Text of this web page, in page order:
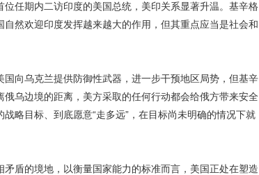
任期内二访印度的美国总统，美印关系显著升温。基辛格
然欢迎印度发挥越来越大的作用，但其重点应当是社会和
向乌克兰提供防御性武器，进一步干预地区局势，但基辛
乌边境的距离，美方采取的任何行动都会给俄方带来安全
略目标、到底愿意“走多远”，在目标尚未明确的情况下就
盾的境地，以衡量国家能力的标准而言，美国正处在塑造